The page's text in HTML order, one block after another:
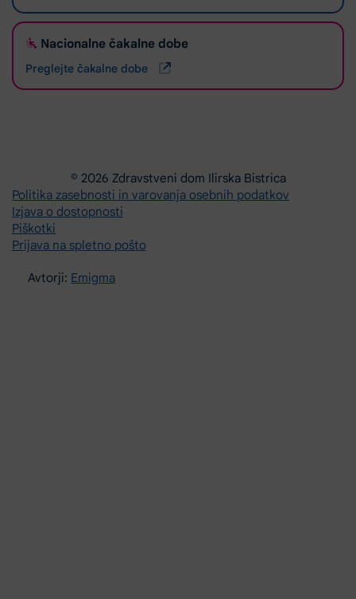
Nacionalne čakalne dobe
Preglejte čakalne dobe
© 2026 Zdravstveni dom Ilirska Bistrica
Politika zasebnosti in varovanja osebnih podatkov
Izjava o dostopnosti
Piškotki
Prijava na spletno pošto
Avtorji: Emigma